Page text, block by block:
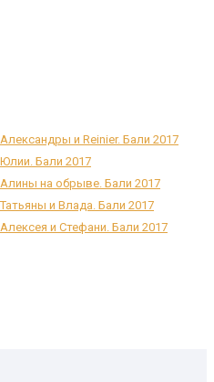
и Reinier. Бали 2017
Бали 2017
на обрыве. Бали 2017
и Влада. Бали 2017
и Стефани. Бали 2017